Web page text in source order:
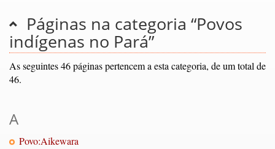
Páginas na categoria “Povos
indígenas no Pará”
As seguintes 46 páginas pertencem a esta categoria, de um total de
46.
A
Povo:Aikewara